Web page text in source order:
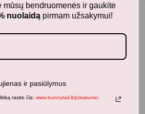
pat gali patikti...
mūsų bendruomenės ir gaukite
nuolaidą pirmam užsakymui!
ir pasiūlymus
rasite čia: www.bunnytail.lt/privatumo-